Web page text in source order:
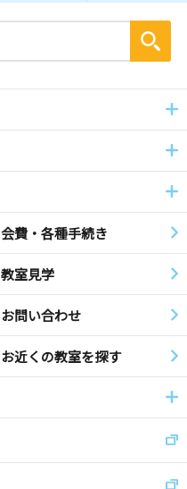
会費・各種手続き
教室見学
お問い合わせ
お近くの教室を探す